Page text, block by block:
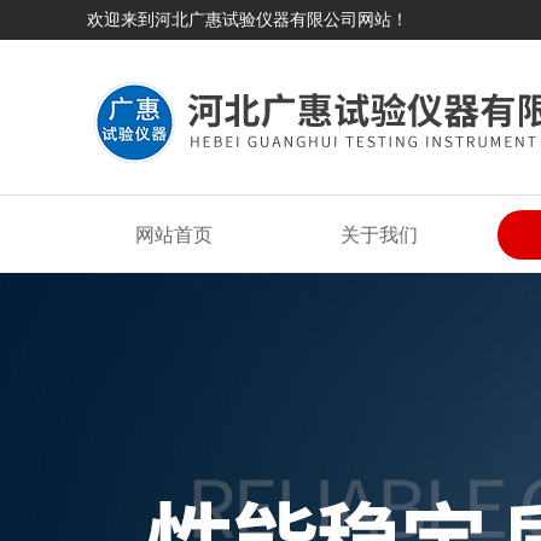
欢迎来到河北广惠试验仪器有限公司网站！
网站首页 关于我们